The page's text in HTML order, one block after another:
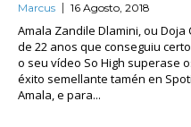
Marcus 16 Agosto, 2018
Amala Zandile Dlamini, ou
de 22 anos que conseguiu
o seu vídeo So High superase
éxito semellante tamén en
Amala, e para...